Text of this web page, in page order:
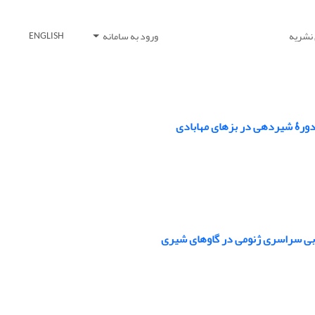
نشریه ورود به سامانه ENGLISH
شیردهی در بزهای مهابادی
سراسری ژنومی در گاوهای شیری